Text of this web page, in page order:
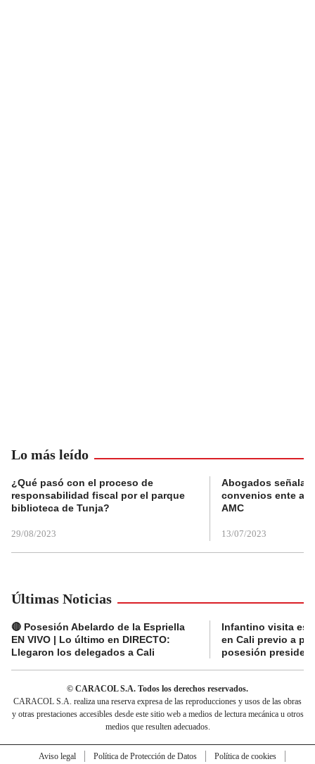
Lo más leído
¿Qué pasó con el proceso de
responsabilidad fiscal por el parque
biblioteca de Tunja?
29/08/2023
Abogados
convenios ente
AMC
13/07/2023
Últimas Noticias
🔴 Posesión Abelardo de la Espriella
EN VIVO | Lo último en DIRECTO:
Llegaron los delegados a Cali
Infantino visita
en Cali previo a
posesión
© CARACOL S.A. Todos los derechos reservados.
CARACOL S.A. realiza una reserva expresa de las reproducciones y usos de las obras
y otras prestaciones accesibles desde este sitio web a medios de lectura mecánica u otros
medios que resulten adecuados.
Aviso legal Política de Protección de Datos
Política de cookies